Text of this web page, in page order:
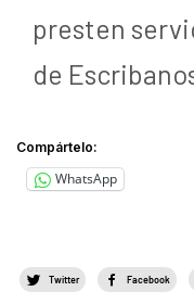
presten
de
Compártelo:
WhatsApp
Twitter Facebook